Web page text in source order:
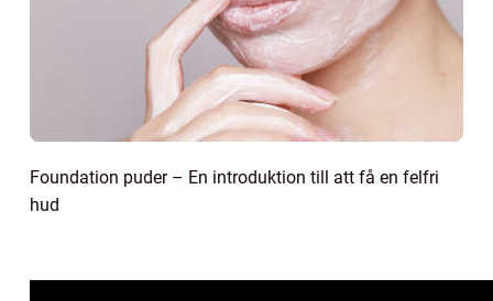
Foundation puder – En introduktion till att få en felfri
hud